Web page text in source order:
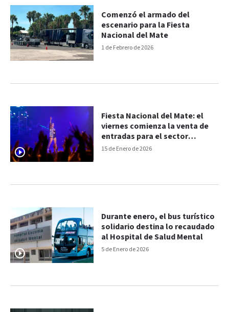
1 de Febrero de 2026
Comenzó el armado del
escenario para la Fiesta
Nacional del Mate
15 de Enero de 2026
Fiesta Nacional del Mate: el
viernes comienza la venta de
entradas para el sector
preferencial
5 de Enero de 2026
Durante enero, el bus turístico
solidario destina lo recaudado
al Hospital de Salud Mental